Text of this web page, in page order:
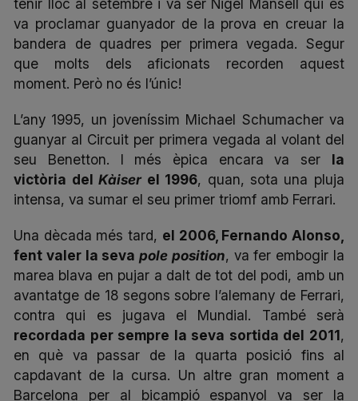
tenir lloc al setembre i va ser Nigel Mansell qui es
va proclamar guanyador de la prova en creuar la
bandera de quadres per primera vegada. Segur
que molts dels aficionats recorden aquest
moment. Però no és l’únic!
L’any 1995, un joveníssim Michael Schumacher va
guanyar al Circuit per primera vegada al volant del
seu Benetton. I més èpica encara va ser la
victòria delKàiserel 1996, quan, sota una pluja
intensa, va sumar el seu primer triomf amb Ferrari.
Una dècada més tard, el 2006, Fernando Alonso,
fent valer la sevapole position, va fer embogir la
marea blava en pujar a dalt de tot del podi, amb un
avantatge de 18 segons sobre l’alemany de Ferrari,
contra qui es jugava el Mundial. També serà
recordada per sempre la seva sortida del 2011,
en què va passar de la quarta posició fins al
capdavant de la cursa. Un altre gran moment a
Barcelona per al bicampió espanyol va ser la